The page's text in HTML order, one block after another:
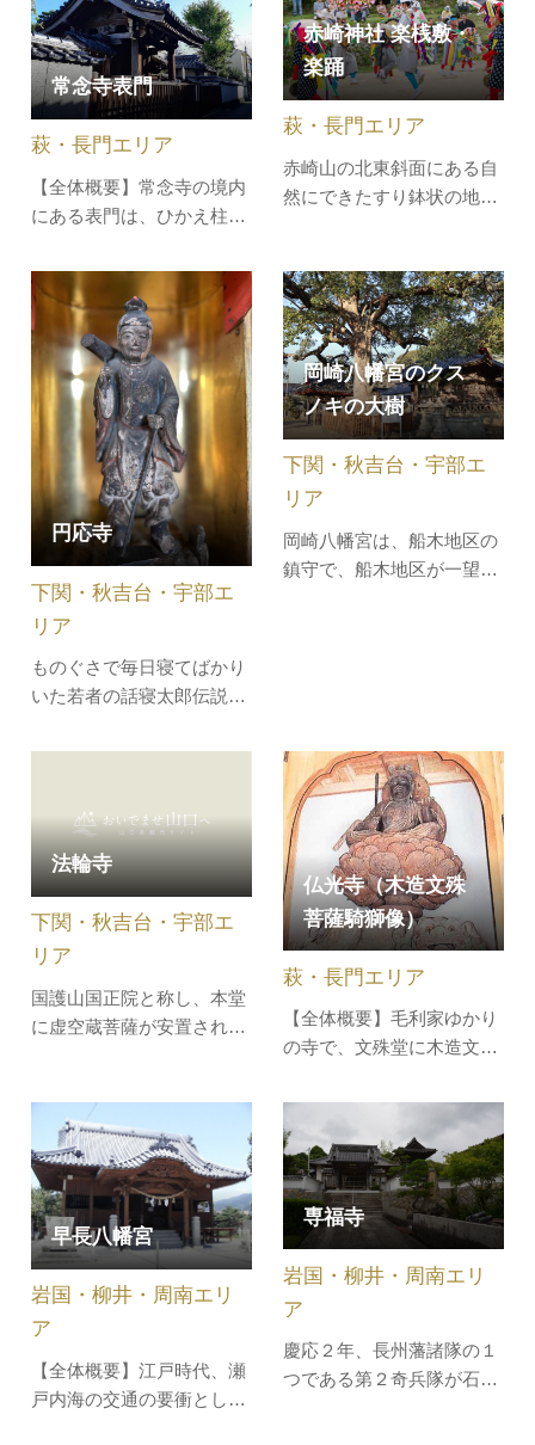
常念寺表門
【全体概要】常念寺の境内
にある表門は、ひかえ柱を
3.12ｍの四脚門で、切妻造
り本瓦葺きで、両袖にくぐ
り戸がついています。寺伝
によれば、この門は、もと
京都聚楽第にあった裏門と
され、これを豊臣秀吉から
毛利輝元がもらい受けて伏
見の自邸に…
萩・長門エリア
赤崎神社 楽桟敷・
楽踊
赤崎山の北東斜面にある自
然にできたすり鉢状の地形
わ）で奉納される「楽踊」
「南条踊」「芝居」などを
観覧する場として整備され
ました。階段状の桟敷は
「高桟敷」と呼ばれ、一段
の石積みの高さは90～170
㎝。踊庭は「…
萩・長門エリア
円応寺
ものぐさで毎日寝てばかり
いた若者の話寝太郎伝説が
郎権現のお社と，500年前
郎稲荷木像」がある。
下関・秋吉台・宇部エ
リア
岡崎八幡宮のクス
ノキの大樹
岡崎八幡宮は、船木地区の
鎮守で、船木地区が一望で
の巨木に寄生するキセル貝
は、潮の干満につれて幹を
上下す…
下関・秋吉台・宇部エ
リア
法輪寺
国護山国正院と称し、本堂
に虚空蔵菩薩が安置され県
下関・秋吉台・宇部エ
リア
仏光寺（木造文殊
菩薩騎獅像）
【全体概要】毛利家ゆかり
の寺で、文殊堂に木造文殊
ます。像は、県の文化財に
指定されており、ヒノキ材
の寄木造りで、像高は
94cm、下方の獅子座など
すべてを加えた高さは
198.5cmです。
萩・長門エリア
早長八幡宮
【全体概要】江戸時代、瀬
戸内海の交通の要衝として
岩国・柳井・周南エリ
ア
専福寺
慶応２年、長州藩諸隊の１
つである第２奇兵隊が石城
岩国・柳井・周南エリ
ア